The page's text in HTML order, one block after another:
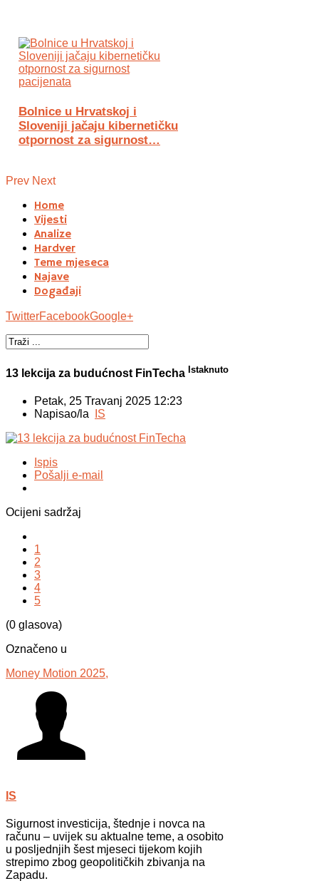
Bolnice u Hrvatskoj i
Sloveniji jačaju kibernetičku
otpornost za sigurnost…
Prev Next
Home
Vijesti
Analize
Hardver
Teme mjeseca
Najave
Događaji
TwitterFacebookGoogle+
13 lekcija za budućnost FinTecha Istaknuto
Petak, 25 Travanj 2025 12:23
Napisao/la
IS
Ispis
Pošalji e-mail
Ocijeni sadržaj
1
2
3
4
5
(0 glasova)
Označeno u
Money Motion 2025,
IS
Sigurnost investicija, štednje i novca na
računu – uvijek su aktualne teme, a osobito
u posljednjih šest mjeseci tijekom kojih
strepimo zbog geopolitičkih zbivanja na
Zapadu.